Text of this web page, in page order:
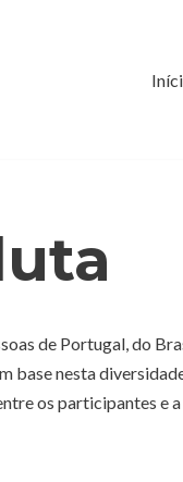
de Portugal, do
nesta
os participantes